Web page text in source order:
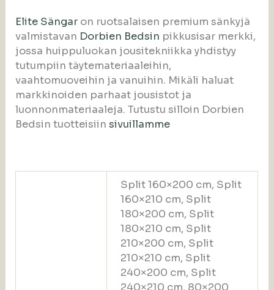
Elite Sängar on ruotsalaisen premium sänkyjä
valmistavan Dorbien Bedsin pikkusisar merkki,
jossa huippuluokan jousitekniikka yhdistyy
tutumpiin täytemateriaaleihin,
vaahtomuoveihin ja vanuihin. Mikäli haluat
markkinoiden parhaat jousistot ja
luonnonmateriaaleja. Tutustu silloin Dorbien
Bedsin tuotteisiinsivuillamme
Split 160×200 cm, Split
160×210 cm, Split
180×200 cm, Split
180×210 cm, Split
210×200 cm, Split
210×210 cm, Split
240×200 cm, Split
240×210 cm, 80×200